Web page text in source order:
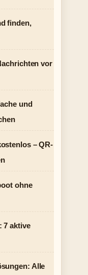
finden,
vor
und
– QR-
ohne
7 aktive
Alle